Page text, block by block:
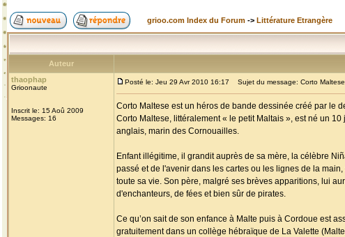
grioo.com Index du Forum -> Littérature Etrangère
Auteur
thaophap
Grioonaute
Inscrit le: 15 Aoû 2009
Messages: 16
Posté le: Jeu 29 Avr 2010 16:17 Sujet du message: Corto Maltese
Corto Maltese est un héros de bande dessinée créé par le
Corto Maltese, littéralement « le petit Maltais », est né un
anglais, marin des Cornouailles.
Enfant illégitime, il grandit auprès de sa mère, la célèbre
passé et de l'avenir dans les cartes ou les lignes de la
toute sa vie. Son père, malgré ses brèves apparitions, lui
d'enchanteurs, de fées et bien sûr de pirates.
Ce qu’on sait de son enfance à Malte puis à Cordoue est
gratuitement dans un collège hébraïque de La Valette